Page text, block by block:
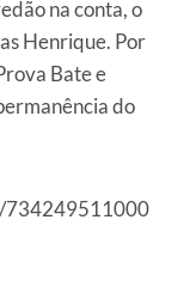
na conta, o
Henrique. Por
Bate e
do
734249511000